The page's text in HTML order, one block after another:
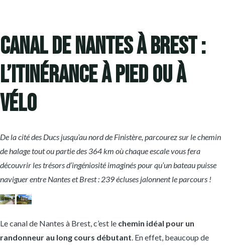
Canal de Nantes à Brest :
l’itinérance à pied ou à
vélo
De la cité des Ducs jusqu’au nord de Finistère, parcourez sur le chemin
de halage tout ou partie des 364 km où chaque escale vous fera
découvrir les trésors d’ingéniosité imaginés pour qu’un bateau puisse
naviguer entre Nantes et Brest : 239 écluses jalonnent le parcours !
Le canal de Nantes à Brest, c’est le chemin idéal pour un
randonneur au long cours débutant. En effet, beaucoup de